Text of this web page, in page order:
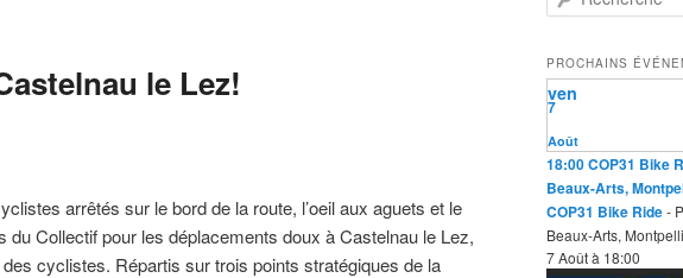
le Lez!
arrêtés sur le bord de la route, l’oeil aux aguets et le
Collectif pour les déplacements doux à Castelnau le Lez,
cyclistes. Répartis sur trois points stratégiques de la
e
h
e
r
h
e
PROCHAINS
Août
7
ven
18:00COP31 Bike
Beaux-Arts,
COP31 Bike Ride-
Beaux-Arts,
7 Août à 18:00